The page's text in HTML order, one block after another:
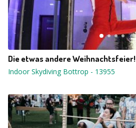
Die etwas andere Weihnachtsfeier!
Indoor Skydiving Bottrop - 13955